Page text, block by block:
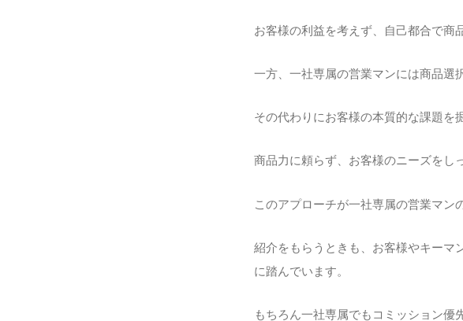
お客様の利益を考えず、自己都合で商
一方、一社専属の営業マンには商品選
その代わりにお客様の本質的な課題を
商品力に頼らず、お客様のニーズをし
このアプローチが一社専属の営業マン
紹介をもらうときも、お客様やキーマ
に踏んでいます。
もちろん一社専属でもコミッション優